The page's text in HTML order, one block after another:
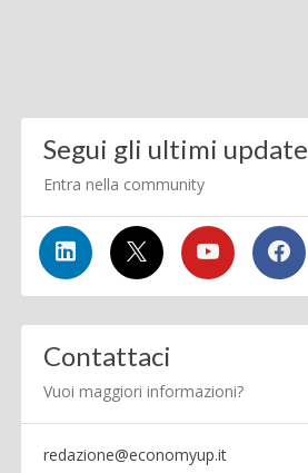
Segui gli ultimi update
Entra nella community
Contattaci
Vuoi maggiori informazioni?
redazione@economyup.it